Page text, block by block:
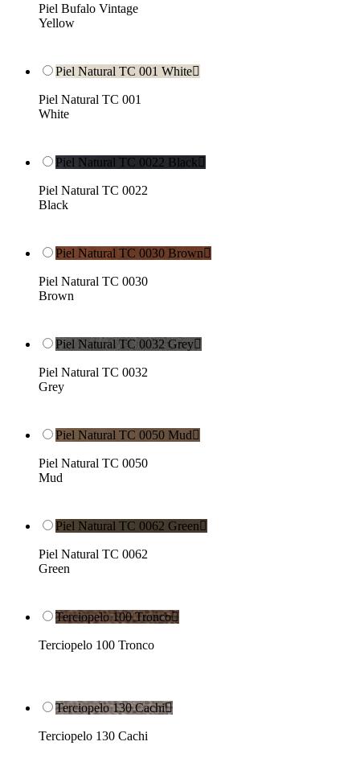
Piel Bufalo Vintage
Yellow
Piel Natural TC 001 White
Piel Natural TC 001
White
Piel Natural TC 0022 Black
Piel Natural TC 0022
Black
Piel Natural TC 0030 Brown
Piel Natural TC 0030
Brown
Piel Natural TC 0032 Grey
Piel Natural TC 0032
Grey
Piel Natural TC 0050 Mud
Piel Natural TC 0050
Mud
Piel Natural TC 0062 Green
Piel Natural TC 0062
Green
Terciopelo 100 Tronco
Terciopelo 100 Tronco
Terciopelo 130 Cachi
Terciopelo 130 Cachi